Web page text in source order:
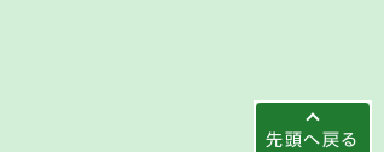
先頭へ戻る